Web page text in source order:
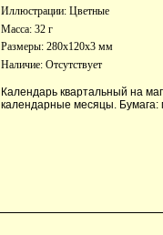
Иллюстрации: Цветные
Масса: 32 г
Размеры: 280x120x3 мм
Наличие: Отсутствует
Календарь квартальный на
календарные месяцы. Бумага: